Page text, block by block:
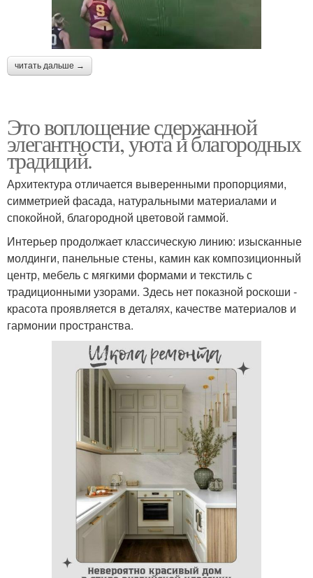
читать дальше →
Это воплощение сдержанной
элегантности, уюта и благородных
традиций.
Архитектура отличается выверенными пропорциями,
симметрией фасада, натуральными материалами и
спокойной, благородной цветовой гаммой.
Интерьер продолжает классическую линию: изысканные
молдинги, панельные стены, камин как композиционный
центр, мебель с мягкими формами и текстиль с
традиционными узорами. Здесь нет показной роскоши -
красота проявляется в деталях, качестве материалов и
гармонии пространства.